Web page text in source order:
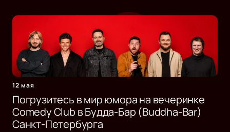
12 мая
Погрузитесь в мир юмора на вечеринке
Comedy Club в Будда-Бар (Buddha-Bar)
Санкт-Петербурга